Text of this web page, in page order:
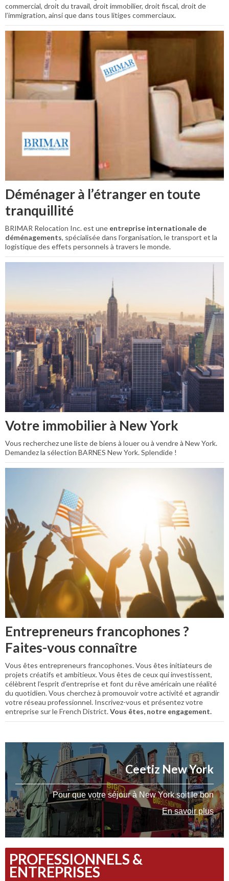
commercial, droit du travail, droit immobilier, droit fiscal, droit de
l’immigration, ainsi que dans tous litiges commerciaux.
Déménager à l’étranger en toute
tranquillité
BRIMAR Relocation Inc. est une entreprise internationale de
déménagements, spécialisée dans l’organisation, le transport et la
logistique des effets personnels à travers le monde.
Votre immobilier à New York
Vous recherchez une liste de biens à louer ou à vendre à New York.
Demandez la sélection BARNES New York. Splendide !
Entrepreneurs francophones ?
Faites-vous connaître
Vous êtes entrepreneurs francophones. Vous êtes initiateurs de
projets créatifs et ambitieux. Vous êtes de ceux qui investissent,
célèbrent l’esprit d’entreprise et font du rêve américain une réalité
du quotidien. Vous cherchez à promouvoir votre activité et agrandir
votre réseau professionnel. Inscrivez-vous et présentez votre
entreprise sur le French District.Vous êtes, notre engagement.
Ceetiz New York
Pour que votre séjour à New York soit le bon
En savoir plus
PROFESSIONNELS &
ENTREPRISES